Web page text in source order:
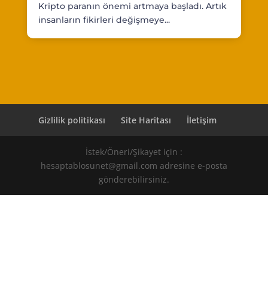
Kripto paranın önemi artmaya başladı. Artık
insanların fikirleri değişmeye...
Gizlilik politikası Site Haritası İletişim
İstek/Öneri/Şikayet için :
hesaptablosunet@gmail.com adresine e-posta
gönderebilirsiniz.